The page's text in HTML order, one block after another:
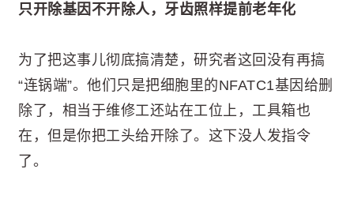
只开除基因不开除人，牙齿照样提前老年化
为了把这事儿彻底搞清楚，研究者这回没有再搞
“连锅端”。他们只是把细胞里的NFATC1基因给删
除了，相当于维修工还站在工位上，工具箱也
在，但是你把工头给开除了。这下没人发指令
了。